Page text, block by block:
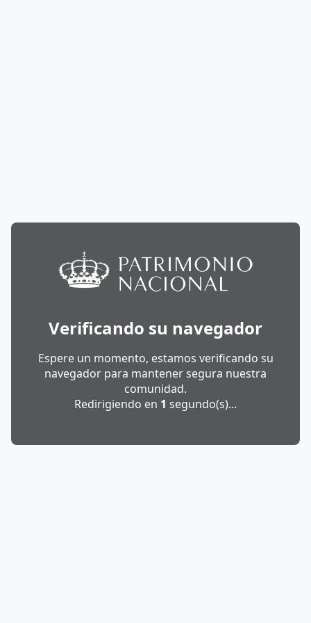
Verificando su navegador
Espere un momento, estamos verificando su
navegador para mantener segura nuestra
comunidad.
Redirigiendo en 1 segundo(s)...